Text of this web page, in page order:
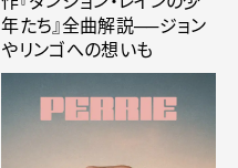
年たち』全曲解説──ジョン
やリンゴへの想いも